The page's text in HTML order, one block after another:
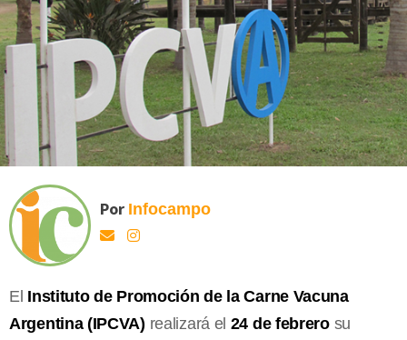
Por Infocampo
El Instituto de Promoción de la Carne Vacuna
Argentina (IPCVA) realizará el 24 de febrerosu